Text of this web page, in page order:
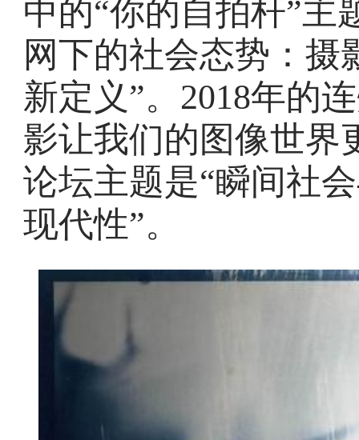
中的“你的自拍杆”主
网下的社会态势：摄
新定义”。2018年的
影让我们的图像世界
论坛主题是“瞬间社
现代性”。